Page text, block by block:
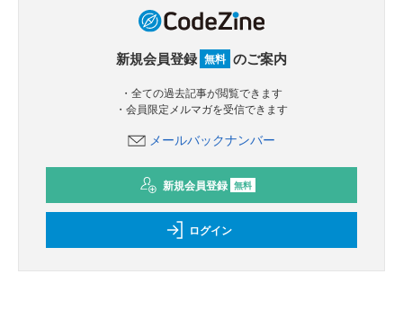
新規会員登録 無料 のご案内
・全ての過去記事が閲覧できます
・会員限定メルマガを受信できます
メールバックナンバー
新規会員登録 無料
ログイン